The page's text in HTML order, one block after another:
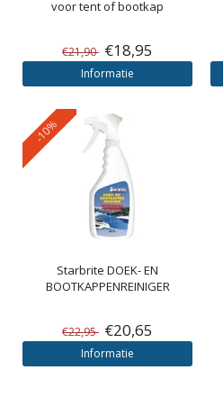
voor tent of bootkap
€21,90 €18,95
Informatie
-10%
Starbrite DOEK- EN
BOOTKAPPENREINIGER
€22,95 €20,65
Informatie